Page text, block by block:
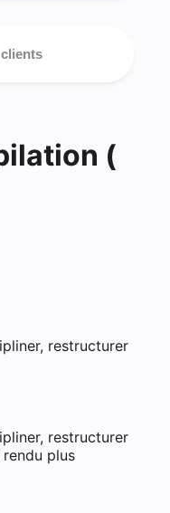
(
restructurer
restructurer
plus